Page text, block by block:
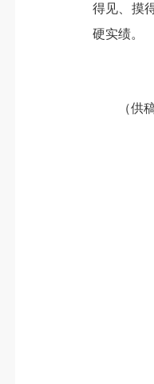
得见、摸
硬实绩。
（供稿